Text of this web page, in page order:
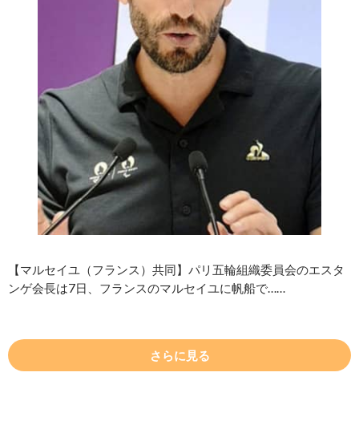
【マルセイユ（フランス）共同】パリ五輪組織委員会のエスタ
ンゲ会長は7日、フランスのマルセイユに帆船で……
さらに見る